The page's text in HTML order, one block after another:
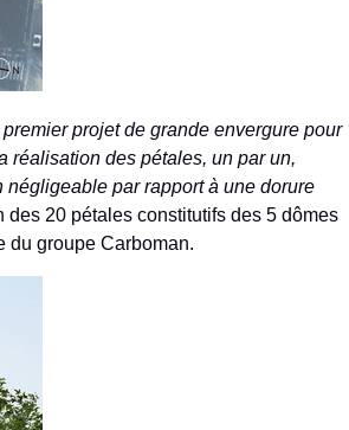
premier projet de grande envergure pour
réalisation des pétales, un par un,
négligeable par rapport à une dorure
20 pétales constitutifs des 5 dômes
du groupe Carboman.